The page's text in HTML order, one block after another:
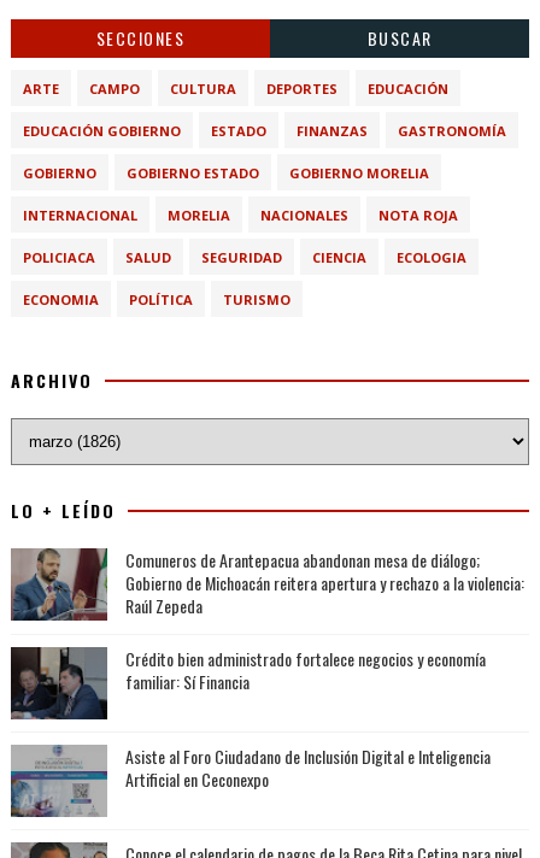
SECCIONES BUSCAR
ARTE CAMPO CULTURA DEPORTES EDUCACIÓN
EDUCACIÓN GOBIERNO ESTADO FINANZAS GASTRONOMÍA
GOBIERNO GOBIERNO ESTADO GOBIERNO MORELIA
INTERNACIONAL MORELIA NACIONALES NOTA ROJA
POLICIACA SALUD SEGURIDAD CIENCIA ECOLOGIA
ECONOMIA POLÍTICA TURISMO
ARCHIVO
LO + LEÍDO
Comuneros de Arantepacua abandonan mesa de diálogo;
Gobierno de Michoacán reitera apertura y rechazo a la violencia:
Raúl Zepeda
Crédito bien administrado fortalece negocios y economía
familiar: Sí Financia
Asiste al Foro Ciudadano de Inclusión Digital e Inteligencia
Artificial en Ceconexpo